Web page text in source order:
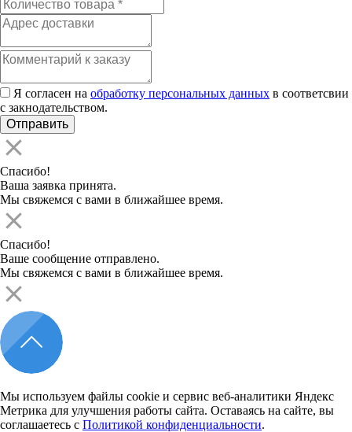
Я согласен на обработку персональных данных в соответсвии
с закнодательством.
Спасибо!
Ваша заявка принята.
Мы свяжемся с вами в ближайшее время.
Спасибо!
Ваше сообщение отправлено.
Мы свяжемся с вами в ближайшее время.
Мы используем файлы cookie и сервис веб-аналитики Яндекс
Метрика для улучшения работы сайта. Оставаясь на сайте, вы
соглашаетесь с Политикой конфиденциальности.